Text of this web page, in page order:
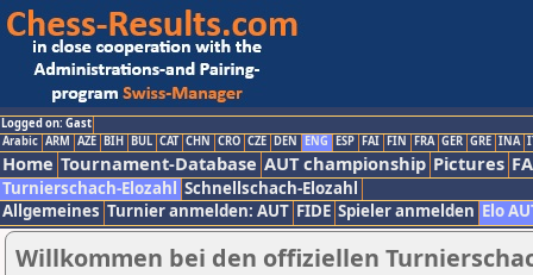
Logged on: Gast
Arabic ARM AZE BIH BUL CAT CHN CRO CZE DEN ENG ESP FAI FIN FRA GER GRE INA
Home Tournament-Database AUT championship Pictures
Turnierschach-Elozahl Schnellschach-Elozahl
Allgemeines Turnier anmelden: AUT FIDE Spieler anmelden Elo
Willkommen bei den offiziellen